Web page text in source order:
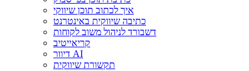
איך לכתוב תוכן שיווקי
כתיבה שיווקית באינטרנט
דשבורד לניהול משוב לקוחות
קריאייטיב
דיוור AI
תקשורת שיווקית